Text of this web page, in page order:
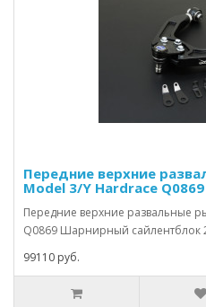
Передние верхние
Model 3/Y Hardrace Q0869
Передние верхние развальные
Q0869 Шарнирный сайлентблок
99110 руб.